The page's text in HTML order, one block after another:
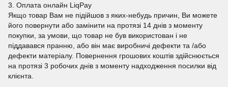
3. Оплата онлайн LiqPay
Якщо товар Вам не підійшов з яких-небудь причин, Ви можете
його повернути або замінити на протязі 14 днів з моменту
покупки, за умови, що товар не був використован і не
піддавався пранню, або він має виробничі дефекти та /або
дефекти матеріалу. Повернення грошових коштів здійснюється
на протязі 3 робочих днів з моменту надходження посилки від
клієнта.